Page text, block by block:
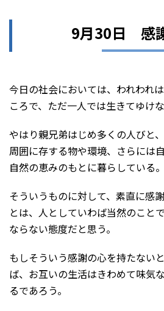
9月30日 感
今日の社会においては、われわれ
ころで、ただ一人では生きてゆけな
やはり親兄弟はじめ多くの人びと
周囲に存する物や環境、さらには
自然の恵みのもとに暮らしている。
そういうものに対して、素直に感
とは、人としていわば当然のこと
ならない態度だと思う。
もしそういう感謝の心を持たない
ば、お互いの生活はきわめて味気
るであろう。